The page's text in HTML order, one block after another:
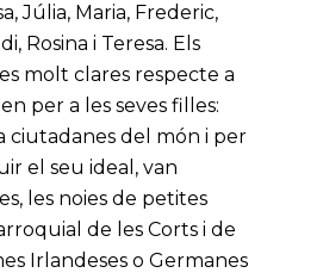
Júlia, Maria, Frederic,
Rosina i Teresa. Els
molt clares respecte a
per a les seves filles:
ciutadanes del món i per
el seu ideal, van
les noies de petites
de les Corts i de
Irlandeses o Germanes